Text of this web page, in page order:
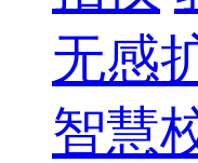
无感
智慧